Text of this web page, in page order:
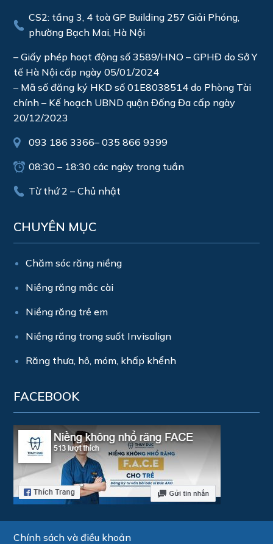
CS2: tầng 3, 4 toà GP Building 257 Giải Phóng,
phường Bạch Mai, Hà Nội
– Giấy phép hoạt động số 3589/HNO – GPHĐ do Sở Y
tế Hà Nội cấp ngày 05/01/2024
– Mã số đăng ký HKD số 01E8038514 do Phòng Tài
chính – Kế hoạch UBND quận Đống Đa cấp ngày
20/12/2023
093 186 3366–035 866 9399
08:30 – 18:30 các ngày trong tuần
Từ thứ 2 – Chủ nhật
CHUYÊN MỤC
Chăm sóc răng niềng
Niềng răng mắc cài
Niềng răng trẻ em
Niềng răng trong suốt Invisalign
Răng thưa, hô, móm, khấp khểnh
FACEBOOK
Chính sách và điều khoản